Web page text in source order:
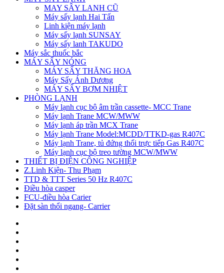
MAY SÂY LANH CŨ
Máy sấy lạnh Hai Tấn
Linh kiện máy lạnh
Máy sấy lạnh SUNSAY
Máy sấy lanh TAKUDO
Máy sắc thuốc bắc
MÁY SẤY NÓNG
MÁY SẤY THĂNG HOA
Máy Sấy Ánh Dương
MÁY SẤY BƠM NHIỆT
PHÒNG LẠNH
Máy lạnh cục bộ âm trần cassette- MCC Trane
Máy lạnh Trane MCW/MWW
Máy lạnh áp trần MCX Trane
Máy lạnh Trane Model:MCDD/TTKD-gas R407C
Máy lạnh Trane, tủ đứng thổi trực tiếp Gas R407C
Máy lạnh cục bộ treo tường MCW/MWW
THIẾT BỊ ĐIỆN CÔNG NGHIỆP
Z.Linh Kiện- Thu Phạm
TTD & TTT Series 50 Hz R407C
Điều hòa casper
FCU-điều hòa Carier
Đặt sàn thổi ngang- Carrier